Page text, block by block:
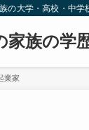
の大学・高校・中
家族の学
業家